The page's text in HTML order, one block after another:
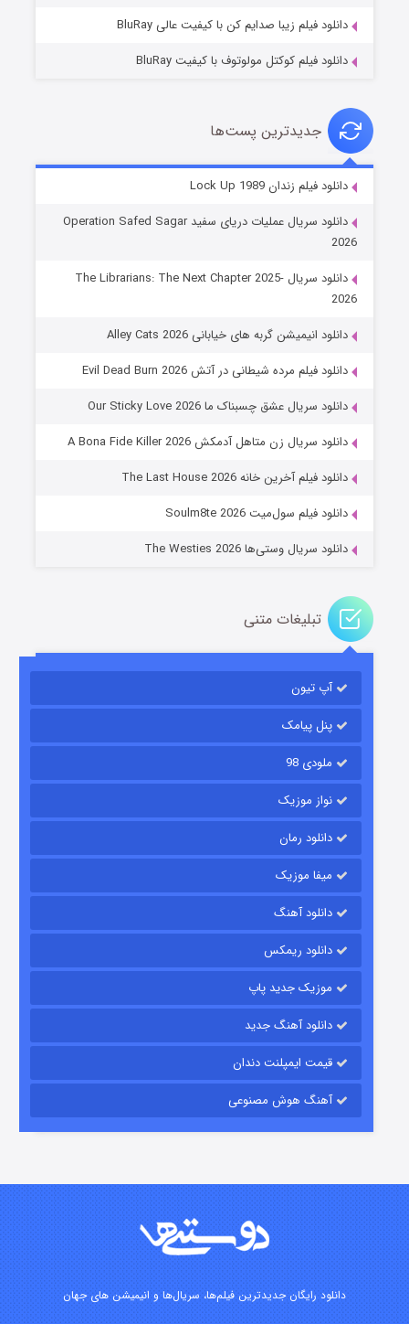
شوهر
عملیات آپارتمان
قسمت۲ (زیرنویس) منتشر شد
مردگان متحرک: شهر مرده ۳
قسمت
شوگر فصل ۲
دانلود فیلم زیبا صدایم کن با کیفیت عالی BluRay
دانلود فیلم کوکتل مولوتوف با کیفیت BluRay
جدیدترین پست‌ها
دانلود فیلم زندان Lock Up 1989
دانلود سریال عملیات دریای سفید Operation Safed Sagar
2026
دانلود سریال The Librarians: The Next Chapter 2025-
2026
دانلود انیمیشن گربه های خیابانی Alley Cats 2026
دانلود فیلم مرده شیطانی در آتش Evil Dead Burn 2026
دانلود سریال عشق چسبناک ما Our Sticky Love 2026
دانلود سریال زن متاهل آدمکش A Bona Fide Killer 2026
دانلود فیلم آخرین خانه The Last House 2026
دانلود فیلم سول‌میت Soulm8te 2026
دانلود سریال وستی‌ها The Westies 2026
تبلیغات متنی
آپ تیون
پنل پیامک
ملودی 98
نواز موزیک
دانلود رمان
میفا موزیک
دانلود آهنگ
دانلود ریمکس
موزیک جدید پاپ
دانلود آهنگ جدید
قیمت ایمپلنت دندان
آهنگ هوش مصنوعی
دانلود رایگان جدیدترین فیلم‌ها، سریال‌ها و انیمیشن های جهان